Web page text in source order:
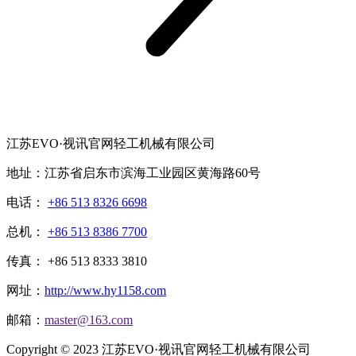
江苏EVO·视讯官网轻工机械有限公司
地址：江苏省启东市滨海工业园区黄海路60号
电话： +86 513 8326 6698
总机： +86 513 8386 7700
传真： +86 513 8333 3810
网址： http://www.hy1158.com
邮箱： master@163.com
Copyright © 2023 江苏EVO·视讯官网轻工机械有限公司